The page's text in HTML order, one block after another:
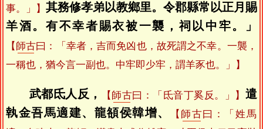
事。」】 其務修孝弟以教鄉里。令郡縣常以正月賜
羊酒。有不幸者賜衣被一襲，祠以中牢。」
【 師古曰：「幸者，吉而免凶也，故死謂之不幸。一襲，
一稱也，猶今言一副也。中牢即少牢，謂羊豕也。」】
武都氐人反， 【 師古曰：「氐音丁奚反。」】 遣
執金吾馬適建、龍頟侯韓增、
【 師古曰：「姓馬